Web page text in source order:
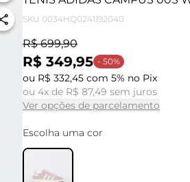
SKU 0034HQ0241192040
R$ 699,90
R$ 349,95 - 50%
ou R$ 332,45 com 5% no Pix
ou 4x de R$ 87,49 sem juros
Ver opções de parcelamento
Escolha uma cor